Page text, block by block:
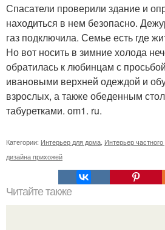
Спасатели проверили здание и
находиться в нем безопасно.
газ подключила. Семье есть где
Но вот носить в зимние холода
обратилась к любинцам с
ивановыми верхней одеждой и
взрослых, а также обеденным
табуретками. om1. ru.
Категории: Интерьер для дома Интерьер
дизайна прихожей
Читайте также